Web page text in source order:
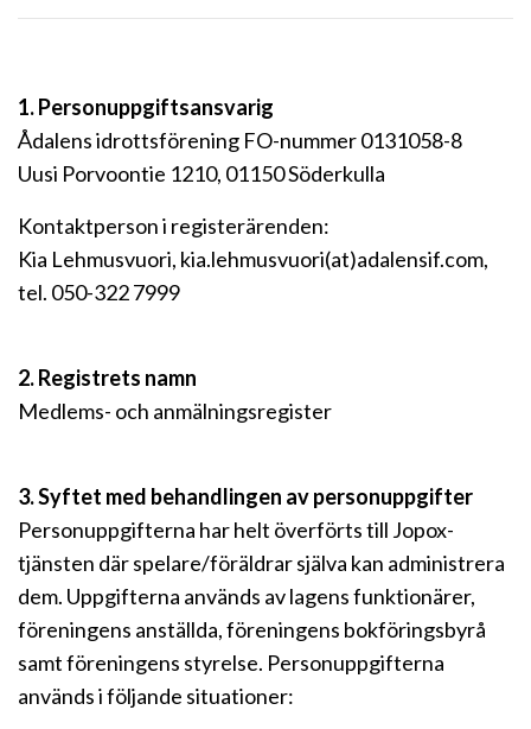
1. Personuppgiftsansvarig
Ådalens idrottsförening FO-nummer 0131058-8
Uusi Porvoontie 1210, 01150 Söderkulla
Kontaktperson i registerärenden:
Kia Lehmusvuori, kia.lehmusvuori(at)adalensif.com,
tel. 050-322 7999
2. Registrets namn
Medlems- och anmälningsregister
3. Syftet med behandlingen av personuppgifter
Personuppgifterna har helt överförts till Jopox-
tjänsten där spelare/föräldrar själva kan administrera
dem. Uppgifterna används av lagens funktionärer,
föreningens anställda, föreningens bokföringsbyrå
samt föreningens styrelse. Personuppgifterna
används i följande situationer: